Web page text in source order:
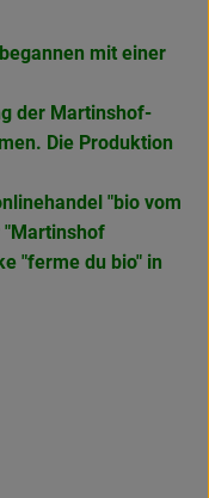
mit einer
der Martinshof-
Die Produktion
"bio vom
"Martinshof
"ferme du bio" in